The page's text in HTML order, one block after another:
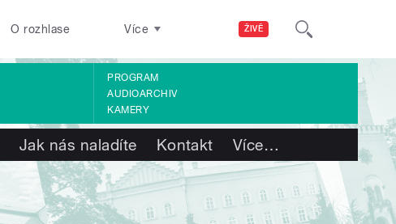
ŽIVĚ
O rozhlase Více
PROGRAM
AUDIOARCHIV
KAMERY
Jak nás naladíte Kontakt Více…